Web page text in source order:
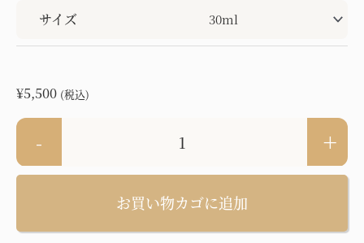
サイズ
¥5,500 (税込)
ドゥドゥ マッサージオイル個
- +
お買い物カゴに追加